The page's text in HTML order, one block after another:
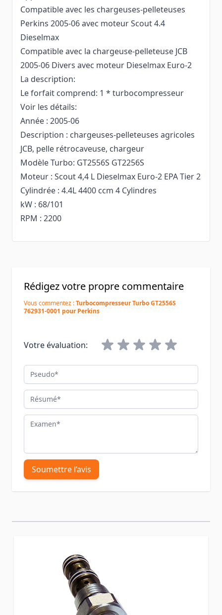
Compatible avec les chargeuses-pelleteuses
Perkins 2005-06 avec moteur Scout 4.4
Dieselmax
Compatible avec la chargeuse-pelleteuse JCB
2005-06 Divers avec moteur Dieselmax Euro-2
La description:
Le forfait comprend: 1 * turbocompresseur
Voir les détails:
Année : 2005-06
Description : chargeuses-pelleteuses agricoles
JCB, pelle rétrocaveuse, chargeur
Modèle Turbo: GT2556S GT2256S
Moteur : Scout 4,4 L Dieselmax Euro-2 EPA Tier 2
Cylindrée : 4.4L 4400 ccm 4 Cylindres
kW : 68/101
RPM : 2200
Rédigez votre propre commentaire
Vous commentez :Turbocompresseur Turbo GT2556S
762931-0001 pour Perkins
Votre évaluation:
Pseudo
Résumé
Examen
Soumettre l’avis